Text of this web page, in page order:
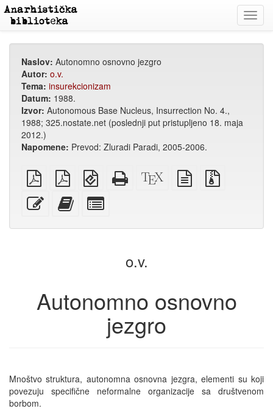
Naslov: Autonomno osnovno jezgro
Autor: o.v.
Tema: insurekcionizam
Datum: 1988.
Izvor: Autonomous Base Nucleus, Insurrection No. 4.,
1988; 325.nostate.net (poslednji put pristupljeno 18. maja
2012.)
Napomene: Prevod: Zluradi Paradi, 2005-2006.
običan
PDF
A4
PDF
štampanje
EPUB
(za
mobilne
uređaje)
Potpuni
HTML
XeLaTex
izvor
izvor
Uredi
ovaj
Dodaj
ovaj
zbirci
za
o.v.
Autonomno osnovno
jezgro
Mnoštvo struktura, autonomna osnovna jezgra, elementi su koji
povezuju specifične neformalne organizacije sa društvenom
borbom.